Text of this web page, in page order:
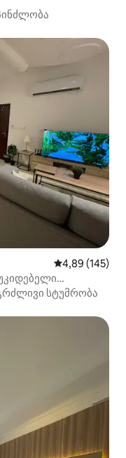
საშუალო
4,89 (145)
სტუმრობა